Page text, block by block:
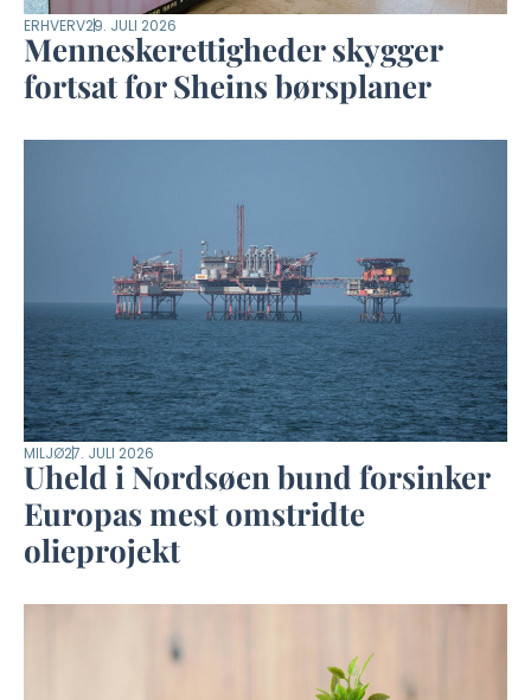
ERHVERV29. JULI 2026
Menneskerettigheder skygger
fortsat for Sheins børsplaner
MILJØ27. JULI 2026
Uheld i Nordsøen bund forsinker
Europas mest omstridte
olieprojekt